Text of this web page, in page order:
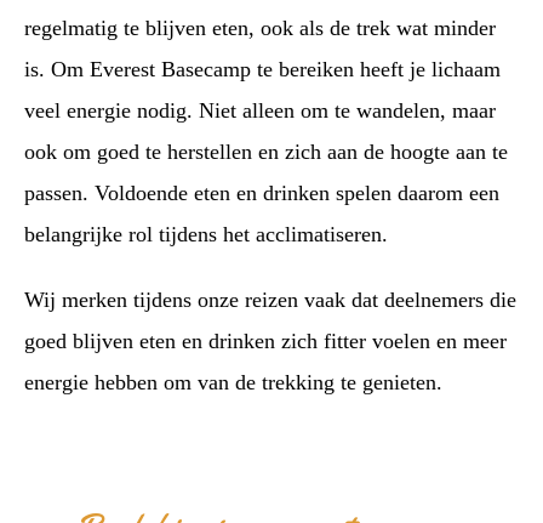
regelmatig te blijven eten, ook als de trek wat minder
is. Om Everest Basecamp te bereiken heeft je lichaam
veel energie nodig. Niet alleen om te wandelen, maar
ook om goed te herstellen en zich aan de hoogte aan te
passen. Voldoende eten en drinken spelen daarom een
belangrijke rol tijdens het acclimatiseren.
Wij merken tijdens onze reizen vaak dat deelnemers die
goed blijven eten en drinken zich fitter voelen en meer
energie hebben om van de trekking te genieten.